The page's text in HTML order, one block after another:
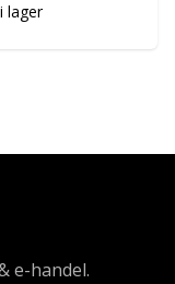
lager
e-handel.